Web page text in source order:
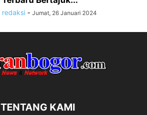
redaksi - Jumat, 26 Januari 2024
TENTANG KAMI